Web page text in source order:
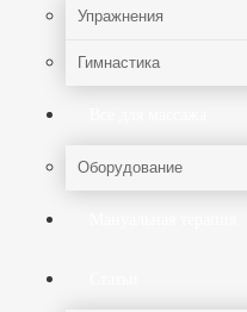
Упражнения
Гимнастика
Оборудование